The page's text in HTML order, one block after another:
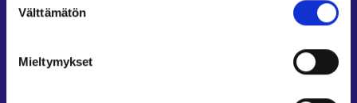
Lue tarkemmin
valinta
Välttämätön
Mieltymykset
Tietoa muilla kielillä
Työllisyysalueiden yhteystiedot